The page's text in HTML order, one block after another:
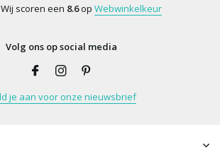
Wij scoren een 8.6op Webwinkelkeur
Volg ons op social media
je aan voor onze nieuwsbrief